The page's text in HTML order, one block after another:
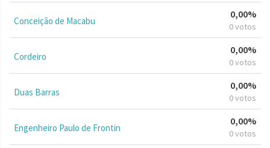
Conceição de Macabu
0,00%
0 votos
Cordeiro
0,00%
0 votos
Duas Barras
0,00%
0 votos
Engenheiro Paulo de Frontin
0,00%
0 votos